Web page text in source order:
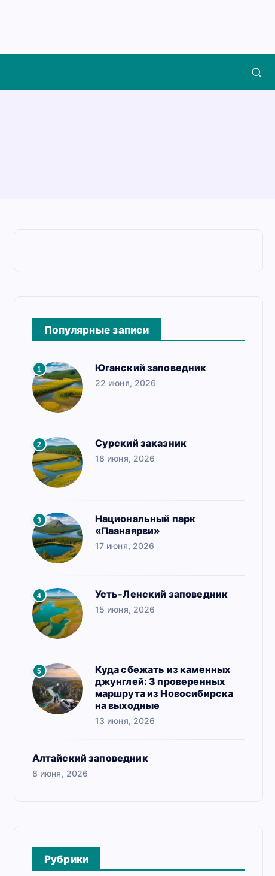
Популярные записи
1 Юганский заповедник
22 июня, 2026
2 Сурский заказник
18 июня, 2026
3
Национальный парк
«Паанаярви»
17 июня, 2026
4 Усть-Ленский заповедник
15 июня, 2026
5
Куда сбежать из каменных
джунглей: 3 проверенных
маршрута из Новосибирска
на выходные
13 июня, 2026
Алтайский заповедник
8 июня, 2026
Рубрики